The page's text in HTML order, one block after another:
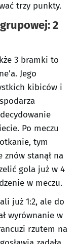
trzy punkty.
2
3 bramki to
Jego
kibiców i
Po meczu
tym
znów stanął na
gola już w 4
w meczu.
już 1:2, ale do
wyrównanie w
rzutem na